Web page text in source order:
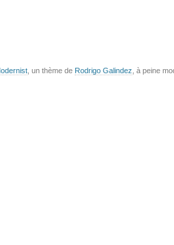
, un thème de Rodrigo Galindez , à peine